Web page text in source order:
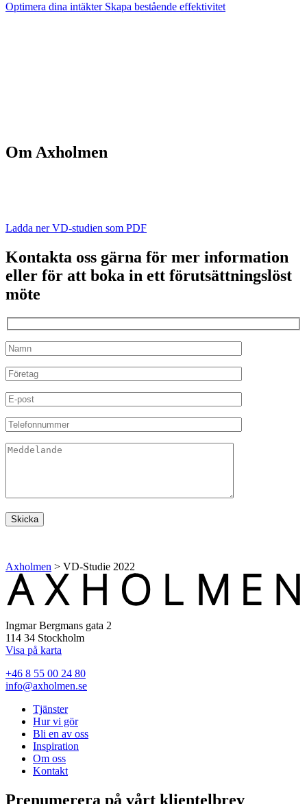
Optimera dina intäkter Skapa bestående effektivitet
Om Axholmen
Ladda ner VD-studien som PDF
Kontakta oss gärna för mer information
eller för att boka in ett förutsättningslöst
möte
Axholmen > VD-Studie 2022
Ingmar Bergmans gata 2
114 34 Stockholm
Visa på karta
+46 8 55 00 24 80
info@axholmen.se
Tjänster
Hur vi gör
Bli en av oss
Inspiration
Om oss
Kontakt
Prenumerera på vårt klientelbrev